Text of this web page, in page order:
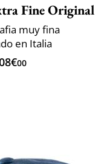
Fine Original Rafia
muy fina
en Italia
00